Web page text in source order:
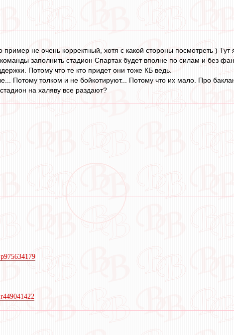
не очень корректный, хотя с какой стороны посмотреть ) Тут
заполнить стадион Спартак будет вполне по силам и без
Потому что те кто придет они тоже КБ ведь.
Потому толком и не бойкотируют... Потому что их мало. Про
на халяву все раздают?